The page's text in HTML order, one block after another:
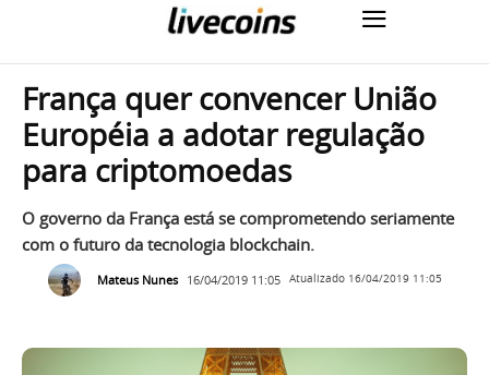
França quer convencer União
Européia a adotar regulação
para criptomoedas
O governo da França está se comprometendo seriamente
com o futuro da tecnologia blockchain.
Mateus Nunes 16/04/2019 11:05 Atualizado 16/04/2019 11:05